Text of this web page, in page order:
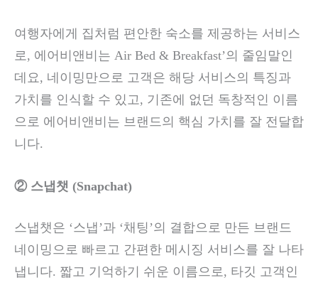
여행자에게 집처럼 편안한 숙소를 제공하는 서비스
로, 에어비앤비는 Air Bed & Breakfast’의 줄임말인
데요, 네이밍만으로 고객은 해당 서비스의 특징과
가치를 인식할 수 있고, 기존에 없던 독창적인 이름
으로 에어비앤비는 브랜드의 핵심 가치를 잘 전달합
니다.
② 스냅챗 (Snapchat)
스냅챗은 ‘스냅’과 ‘채팅’의 결합으로 만든 브랜드
네이밍으로 빠르고 간편한 메시징 서비스를 잘 나타
냅니다. 짧고 기억하기 쉬운 이름으로, 타깃 고객인